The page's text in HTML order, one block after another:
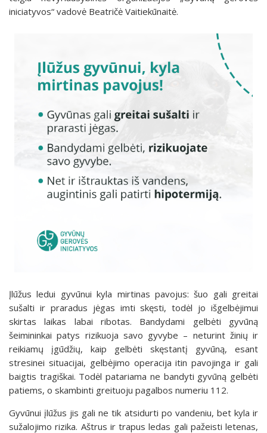
iniciatyvos“ vadovė Beatričė Vaitiekūnaitė.
Įlūžus ledui gyvūnui kyla mirtinas pavojus: šuo gali greitai
sušalti ir praradus jėgas imti skęsti, todėl jo išgelbėjimui
skirtas laikas labai ribotas. Bandydami gelbėti gyvūną
šeimininkai patys rizikuoja savo gyvybe – neturint žinių ir
reikiamų įgūdžių, kaip gelbėti skęstantį gyvūną, esant
stresinei situacijai, gelbėjimo operacija itin pavojinga ir gali
baigtis tragiškai. Todėl patariama ne bandyti gyvūną gelbėti
patiems, o skambinti greituoju pagalbos numeriu 112.
Gyvūnui įlūžus jis gali ne tik atsidurti po vandeniu, bet kyla ir
sužalojimo rizika. Aštrus ir trapus ledas gali pažeisti letenas,